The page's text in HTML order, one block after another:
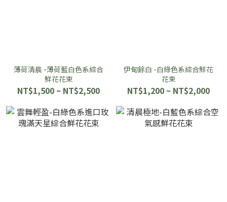
薄荷清晨 -薄荷藍白色系綜合
鮮花花束
NT$1,500 ~ NT$2,500
伊甸餘白 -白綠色系綜合鮮花
花束
NT$1,200 ~ NT$2,000